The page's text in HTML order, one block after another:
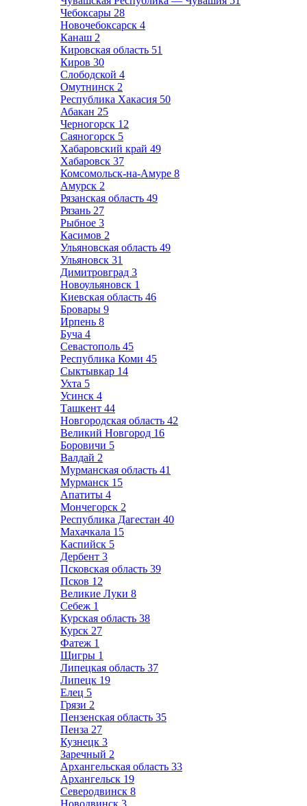
Чебоксары 28
Новочебоксарск 4
Канаш 2
Кировская область 51
Киров 30
Слободской 4
Омутнинск 2
Республика Хакасия 50
Абакан 25
Черногорск 12
Саяногорск 5
Хабаровский край 49
Хабаровск 37
Комсомольск-на-Амуре 8
Амурск 2
Рязанская область 49
Рязань 27
Рыбное 3
Касимов 2
Ульяновская область 49
Ульяновск 31
Димитровград 3
Новоульяновск 1
Киевская область 46
Бровары 9
Ирпень 8
Буча 4
Севастополь 45
Республика Коми 45
Сыктывкар 14
Ухта 5
Усинск 4
Ташкент 44
Новгородская область 42
Великий Новгород 16
Боровичи 5
Валдай 2
Мурманская область 41
Мурманск 15
Апатиты 4
Мончегорск 2
Республика Дагестан 40
Махачкала 15
Каспийск 5
Дербент 3
Псковская область 39
Псков 12
Великие Луки 8
Себеж 1
Курская область 38
Курск 27
Фатеж 1
Щигры 1
Липецкая область 37
Липецк 19
Елец 5
Грязи 2
Пензенская область 35
Пенза 27
Кузнецк 3
Заречный 2
Архангельская область 33
Архангельск 19
Северодвинск 8
Новодвинск 3